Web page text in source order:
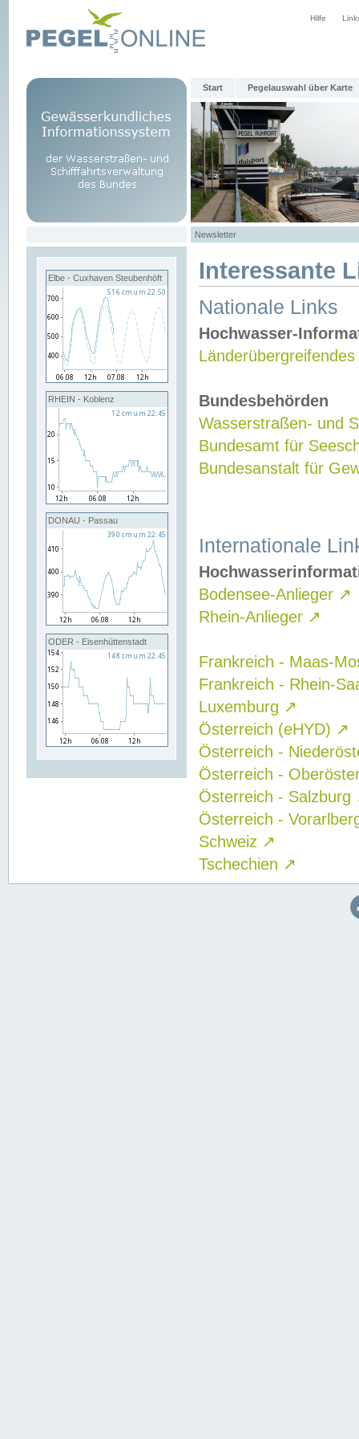
Hilfe
Start Pegelauswahl über Karte
Newsletter
Elbe - Cuxhaven Steubenhöft
RHEIN - Koblenz
DONAU - Passau
ODER - Eisenhüttenstadt
Interessante
Nationale Links
Hochwasser-
Bundesbehörden
Wasserstraßen- und
Bundesamt für
Bundesanstalt für
Internationale
Bodensee-Anlieger ↗
Rhein-Anlieger ↗
Frankreich - Maas-
Frankreich - Rhein-
Luxemburg ↗
Österreich (eHYD) ↗
Österreich -
Österreich -
Österreich - Salzburg
Österreich -
Schweiz ↗
Tschechien ↗